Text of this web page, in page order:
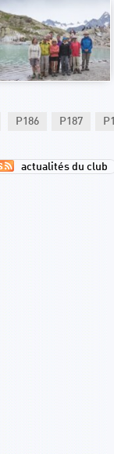
P186 P187
actualités du club